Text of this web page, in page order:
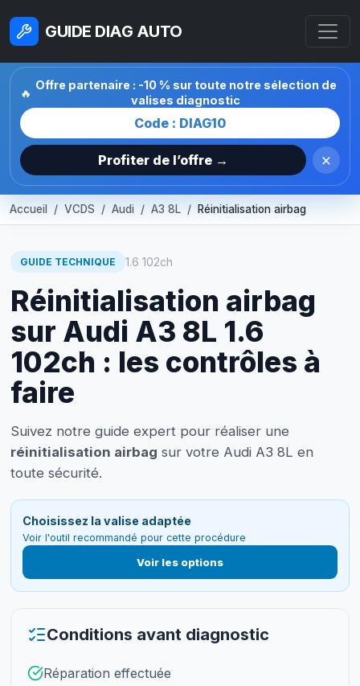
GUIDE DIAG AUTO
🔥
Offre partenaire : -10 % sur toute notre sélection de
valises diagnostic
Code : DIAG10
Profiter de l’offre → ×
Accueil VCDS Audi A3 8L Réinitialisation airbag
GUIDE TECHNIQUE 1.6 102ch
Réinitialisation airbag
sur Audi A3 8L 1.6
102ch : les contrôles à
faire
Suivez notre guide expert pour réaliser une
réinitialisation airbag sur votre Audi A3 8L en
toute sécurité.
Choisissez la valise adaptée
Voir l'outil recommandé pour cette procédure
Voir les options
Conditions avant diagnostic
Réparation effectuée